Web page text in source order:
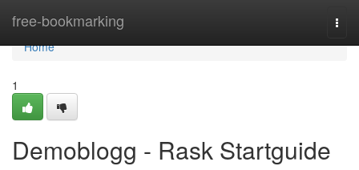
free-bookmarking
Home
Home
1
Demoblogg - Rask Startguide